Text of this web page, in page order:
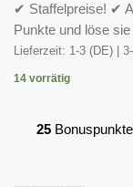
✔ Staffelpreise! ✔
Punkte und löse
Lieferzeit: 1-3 (DE) |
14 vorrätig
25